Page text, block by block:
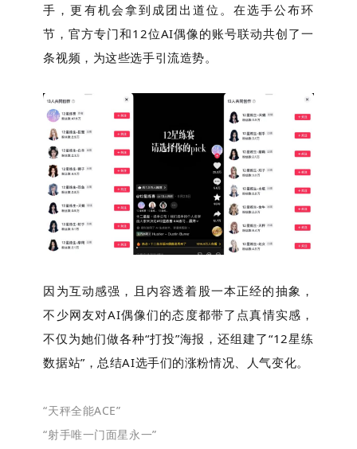
手，更有机会拿到成团出道位。在选手公布环
节，官方专门和12位AI偶像的账号联动共创了一
条视频，为这些选手引流造势。
因为互动感强，且内容透着股一本正经的抽象，
不少网友对AI偶像们的态度都带了点真情实感，
不仅为她们做各种“打投”海报，还组建了“12星练
数据站”，总结AI选手们的涨粉情况、人气变化。
“天秤全能ACE”
“射手唯一门面星永一”